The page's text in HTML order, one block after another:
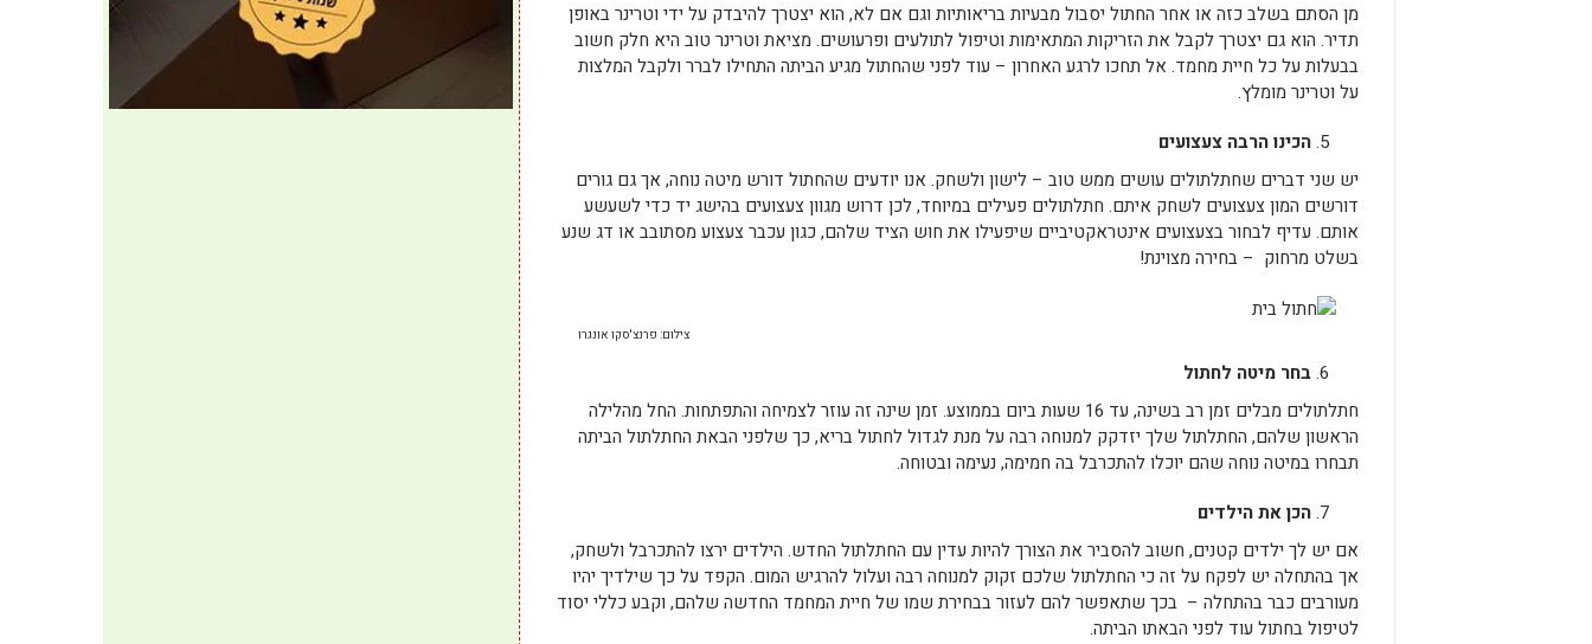
מן הסתם בשלב כזה או אחר החתול יסבול מבעיות בריאותיות וגם אם לא, הוא יצטרך להיבדק על ידי וטרינר באופן
תדיר. הוא גם יצטרך לקבל את הזריקות המתאימות וטיפול לתולעים ופרעושים. מציאת וטרינר טוב היא חלק חשוב
בבעלות על כל חיית מחמד. אל תחכו לרגע האחרון – עוד לפני שהחתול מגיע הביתה התחילו לברר ולקבל המלצות
על וטרינר מומלץ.
הכינו הרבה צעצועים
יש שני דברים שחתלתולים עושים ממש טוב – לישון ולשחק. אנו יודעים שהחתול דורש מיטה נוחה, אך גם גורים
דורשים המון צעצועים לשחק איתם. חתלתולים פעילים במיוחד, לכן דרוש מגוון צעצועים בהישג יד כדי לשעשע
אותם. עדיף לבחור בצעצועים אינטראקטיביים שיפעילו את חוש הציד שלהם, כגון עכבר צעצוע מסתובב או דג שנע
בשלט מרחוק – בחירה מצוינת!
צילום: פרנצ'סקו אונגרו
בחר מיטה לחתול
חתלתולים מבלים זמן רב בשינה, עד 16 שעות ביום בממוצע. זמן שינה זה עוזר לצמיחה והתפתחות. החל מהלילה
הראשון שלהם, החתלתול שלך יזדקק למנוחה רבה על מנת לגדול לחתול בריא, כך שלפני הבאת החתלתול הביתה
תבחרו במיטה נוחה שהם יוכלו להתכרבל בה חמימה, נעימה ובטוחה.
הכן את הילדים
אם יש לך ילדים קטנים, חשוב להסביר את הצורך להיות עדין עם החתלתול החדש. הילדים ירצו להתכרבל ולשחק,
אך בהתחלה יש לפקח על זה כי החתלתול שלכם זקוק למנוחה רבה ועלול להרגיש המום. הקפד על כך שילדיך יהיו
מעורבים כבר בהתחלה – בכך שתאפשר להם לעזור בבחירת שמו של חיית המחמד החדשה שלהם, וקבע כללי יסוד
לטיפול בחתול עוד לפני הבאתו הביתה.